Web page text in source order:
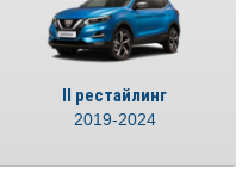
II рестайлинг
2019-2024